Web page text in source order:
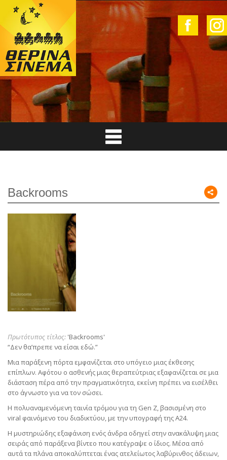
Backrooms
Πρωτότυπος τίτλος: 'Backrooms'
“Δεν θα’πρεπε να είσαι εδώ.”
Μια παράξενη πόρτα εμφανίζεται στο υπόγειο μιας έκθεσης
επίπλων. Αφότου ο ασθενής μιας θεραπεύτριας εξαφανίζεται σε μια
διάσταση πέρα από την πραγματικότητα, εκείνη πρέπει να εισέλθει
στο άγνωστο για να τον σώσει.
Η πολυαναμενόμενη ταινία τρόμου για τη Gen Z, βασισμένη στο
viral φαινόμενο του διαδικτύου, με την υπογραφή της A24.
Η μυστηριώδης εξαφάνιση ενός άνδρα οδηγεί στην ανακάλυψη μιας
σειράς από παράξενα βίντεο που κατέγραψε ο ίδιος. Μέσα από
αυτά τα πλάνα αποκαλύπτεται ένας ατελείωτος λαβύρινθος άδειων,